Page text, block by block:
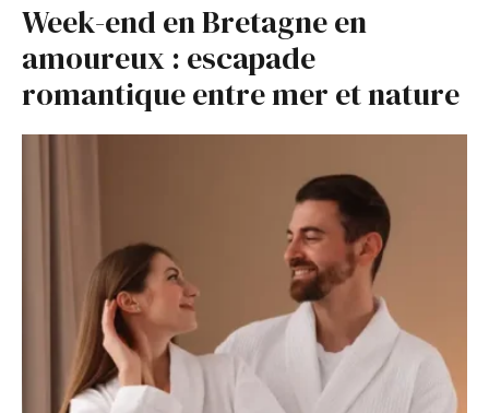
Week-end en Bretagne en
amoureux : escapade
romantique entre mer et nature